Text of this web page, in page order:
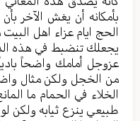
بأمكانه أن يغش الآخر
الحج ايام عزاء اهل
يجعلك تنضبط في هذه
عزوجل أمامك واضحاً
من الخجل ولكن مثال
الخلاء في الحمام ما
طبيعي ينزع ثيابه ولكن